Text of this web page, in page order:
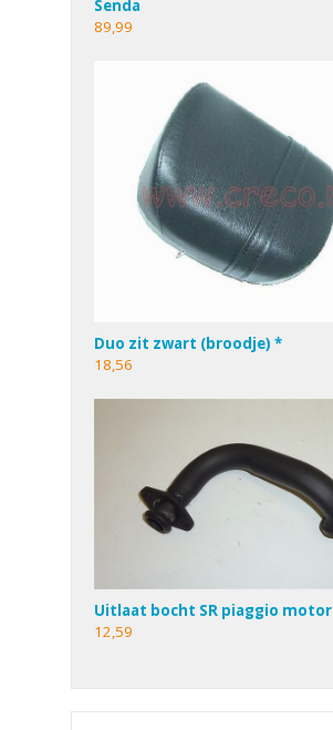
Senda
89,99
Duo zit zwart (broodje) *
18,56
Uitlaat bocht SR piaggio motor
12,59